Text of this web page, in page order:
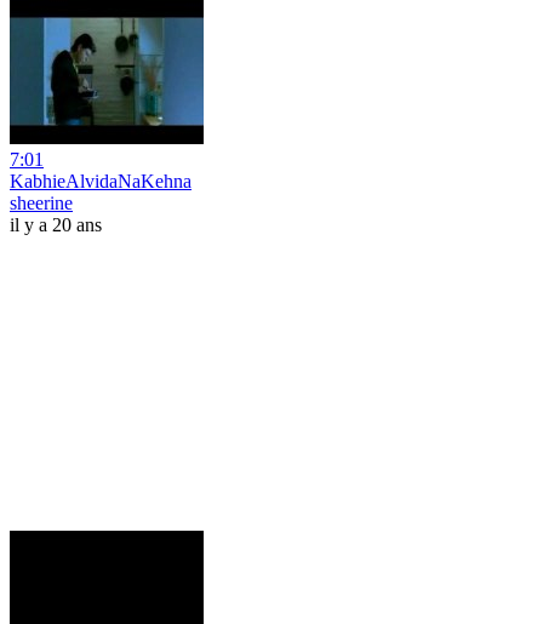
7:01
KabhieAlvidaNaKehna
sheerine
il y a 20 ans